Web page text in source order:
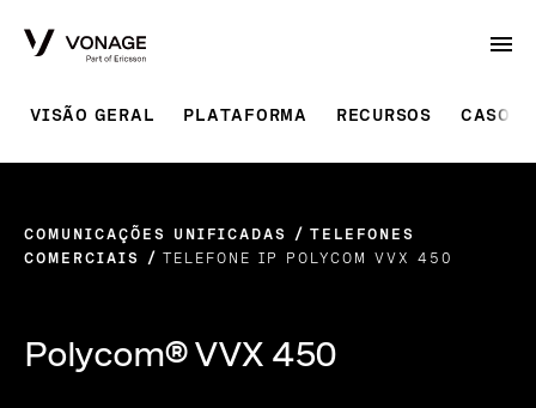
VISÃO GERAL PLATAFORMA RECURSOS CASOS
COMUNICAÇÕES UNIFICADAS
TELEFONES
COMERCIAIS
TELEFONE IP POLYCOM VVX 450
Polycom® VVX 450